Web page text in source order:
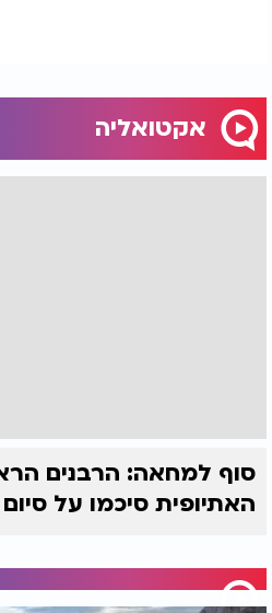
אקטואליה
סוף למחאה: הרבנים
האתיופית סיכמו על